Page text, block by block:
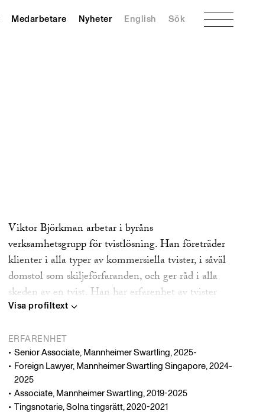
Medarbetare Nyheter English Sök Meny
Viktor Björkman arbetar i byråns
verksamhetsgrupp för tvistlösning. Han företräder
klienter i alla typer av kommersiella tvister, i såväl
domstol som skiljeförfaranden, och ger råd i alla
skeden av en tvist. Han har erfarenhet av tvister
inom en rad områden och branscher, exempelvis
tvister och skadeståndsrättsliga tvister.
Visa profiltext
ERFARENHET
Senior Associate, Mannheimer Swartling, 2025-
Foreign Lawyer, Mannheimer Swartling Singapore, 2024-
2025
Associate, Mannheimer Swartling, 2019-2025
Tingsnotarie, Solna tingsrätt, 2020-2021